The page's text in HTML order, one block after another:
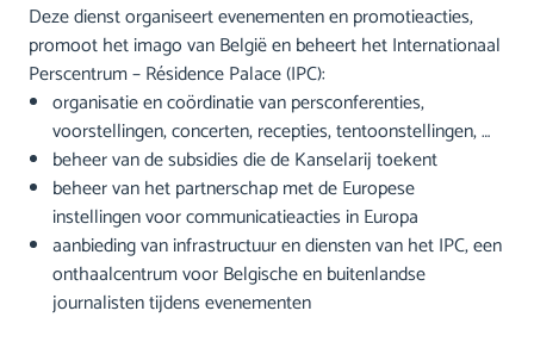
Deze dienst organiseert evenementen en promotieacties,
promoot het imago van België en beheert het Internationaal
Perscentrum – Résidence Palace (IPC):
organisatie en coördinatie van persconferenties,
voorstellingen, concerten, recepties, tentoonstellingen, …
beheer van de subsidies die de Kanselarij toekent
beheer van het partnerschap met de Europese
instellingen voor communicatieacties in Europa
aanbieding van infrastructuur en diensten van het IPC, een
onthaalcentrum voor Belgische en buitenlandse
journalisten tijdens evenementen